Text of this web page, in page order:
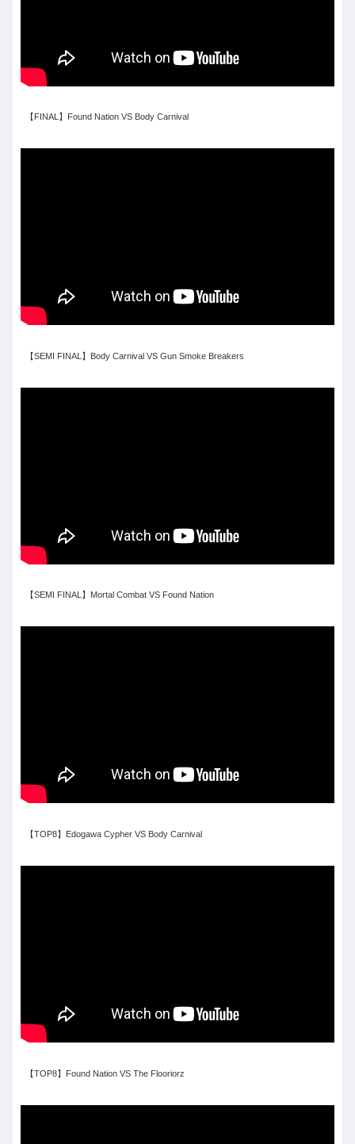
【FINAL】Found Nation VS Body Carnival
【SEMI FINAL】Body Carnival VS Gun Smoke Breakers
【SEMI FINAL】Mortal Combat VS Found Nation
【TOP8】Edogawa Cypher VS Body Carnival
【TOP8】Found Nation VS The Flooriorz